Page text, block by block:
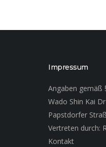
Impressum
Angaben gemäß
Wado Shin Kai
Papstdorfer
Vertreten durch:
Kontakt